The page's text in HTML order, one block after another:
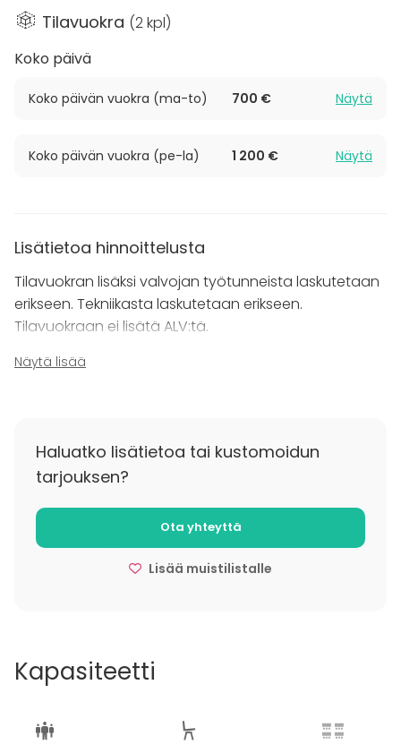
Pinta-ala 180 m2
Lasilattian pinta-ala on noin 120m2 + parvi noin 60
m2
Vanhan viinatehtaan kyljessä sijaitseva Dana-sali
Tilavuokra (2 kpl)
Koko päivä
Koko päivän vuokra (ma-to) 700 € Näytä
Koko päivän vuokra (pe-la) 1 200 € Näytä
Lisätietoa hinnoittelusta
Tilavuokran lisäksi valvojan työtunneista laskutetaan
erikseen. Tekniikasta laskutetaan erikseen.
Tilavuokraan ei lisätä ALV:tä.
Lisätietoa peruutuksesta
laskutetaan tilavuokra.
Näytä lisää
Haluatko lisätietoa tai kustomoidun
tarjouksen?
Ota yhteyttä
Lisää muistilistalle
Kapasiteetti